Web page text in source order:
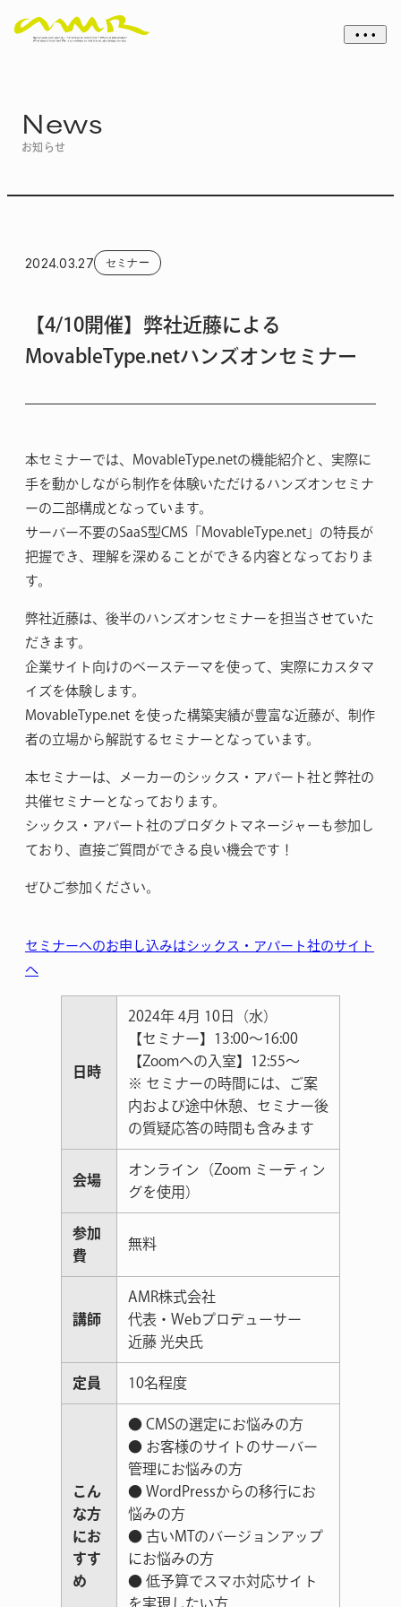
• • •
News
お知らせ
2024.03.27 セミナー
【4/10開催】弊社近藤による
MovableType.netハンズオンセミナー
本セミナーでは、MovableType.netの機能紹介と、実際に
手を動かしながら制作を体験いただけるハンズオンセミナ
ーの二部構成となっています。
サーバー不要のSaaS型CMS「MovableType.net」の特長が
把握でき、理解を深めることができる内容となっておりま
す。
弊社近藤は、後半のハンズオンセミナーを担当させていた
だきます。
企業サイト向けのベーステーマを使って、実際にカスタマ
イズを体験します。
MovableType.net を使った構築実績が豊富な近藤が、制作
者の立場から解説するセミナーとなっています。
本セミナーは、メーカーのシックス・アパート社と弊社の
共催セミナーとなっております。
シックス・アパート社のプロダクトマネージャーも参加し
ており、直接ご質問ができる良い機会です！
ぜひご参加ください。
セミナーへのお申し込みはシックス・アパート社のサイト
へ
日時
2024年 4月 10日（水）
【セミナー】13:00～16:00
【Zoomへの入室】12:55〜
※ セミナーの時間には、ご案
内および途中休憩、セミナー後
の質疑応答の時間も含みます
会場
オンライン（Zoom ミーティン
グを使用）
参加
費
無料
講師
AMR株式会社
代表・Webプロデューサー
近藤 光央氏
定員 10名程度
こん
な方
にお
すす
め
● CMSの選定にお悩みの方
● お客様のサイトのサーバー
管理にお悩みの方
● WordPressからの移行にお
悩みの方
● 古いMTのバージョンアップ
にお悩みの方
● 低予算でスマホ対応サイト
を実現したい方